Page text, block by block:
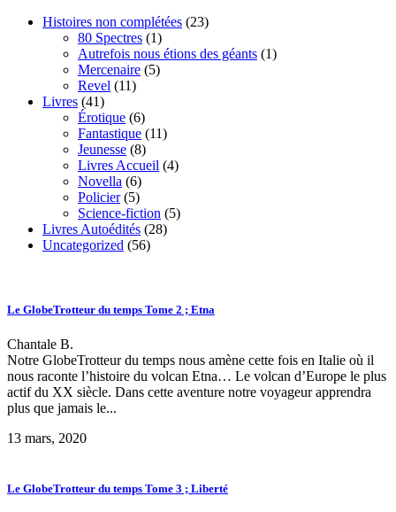
Histoires non complétées (23)
80 Spectres (1)
Autrefois nous étions des géants (1)
Mercenaire (5)
Revel (11)
Livres (41)
Érotique (6)
Fantastique (11)
Jeunesse (8)
Livres Accueil (4)
Novella (6)
Policier(5)
Science-fiction (5)
Livres Autoédités (28)
Uncategorized (56)
Le GlobeTrotteur du temps Tome 2 ; Etna
Chantale B.
Notre GlobeTrotteur du temps nous amène cette fois en Italie où il
nous raconte l’histoire du volcan Etna… Le volcan d’Europe le plus
actif du XX siècle. Dans cette aventure notre voyageur apprendra
plus que jamais le...
13 mars, 2020
Le GlobeTrotteur du temps Tome 3 ; Liberté